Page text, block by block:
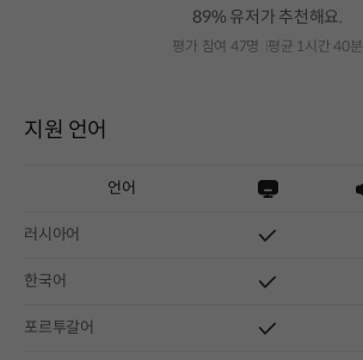
89% 유저가 추천해요.
평가 참여 47명 평균 1시간 40분
지원 언어
언어
러시아어
한국어
포르투갈어